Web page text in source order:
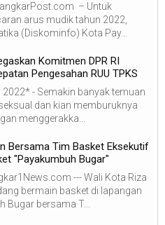
– Untuk
arus mudik tahun 2022,
(Diskominfo) Kota Pay...
Komitmen DPR RI
Pengesahan RUU TPKS
2022* - Semakin banyak temuan
dan kian memburuknya
menggerakka...
Bersama Tim Basket Eksekutif
"Payakumbuh Bugar"
--- Wali Kota Riza
bermain basket di lapangan
bersama T...